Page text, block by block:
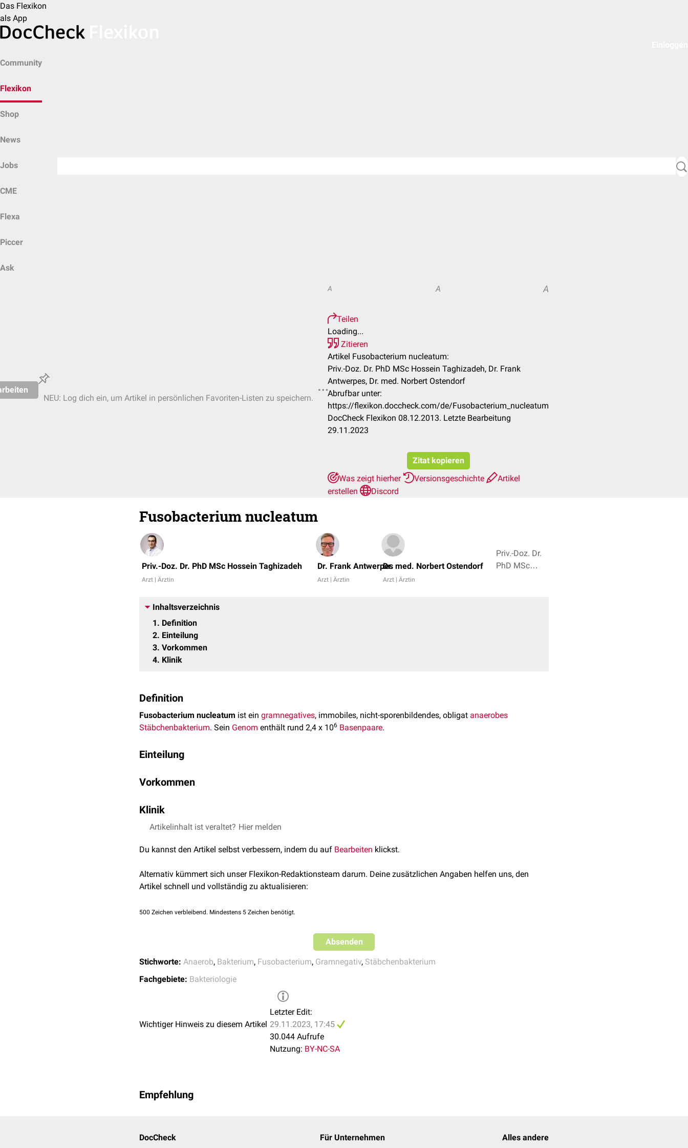
Das Flexikon
als App
Community
Flexikon
Shop
News
Jobs
CME
Flexa
Piccer
Ask
NEU: Log dich ein, um Artikel in persönlichen Favoriten-Listen zu speichern.
A A A
Teilen
Loading...
Zitieren
Artikel Fusobacterium nucleatum:
Priv.-Doz. Dr. PhD MSc Hossein Taghizadeh, Dr. Frank
Antwerpes, Dr. med. Norbert Ostendorf
Abrufbar unter:
https://flexikon.doccheck.com/de/Fusobacterium_nucleatum
DocCheck Flexikon 08.12.2013. Letzte Bearbeitung
29.11.2023
Zitat kopieren
Was zeigt hierher
Versionsgeschichte
Artikel
erstellen
Discord
Fusobacterium nucleatum
Priv.-Doz. Dr. PhD MSc Hossein Taghizadeh
Arzt | Ärztin
Dr. Frank Antwerpes
Arzt | Ärztin
Dr. med. Norbert Ostendorf
Arzt | Ärztin
Priv.-Doz. Dr.
PhD MSc
Inhaltsverzeichnis
1
Definition
2 Einteilung
3 Vorkommen
4 Klinik
Definition
Fusobacterium nucleatum ist ein gramnegatives, immobiles, nicht-sporenbildendes, obligat anaerobes
Stäbchenbakterium. Sein Genom enthält rund 2,4 x 106 Basenpaare.
Einteilung
Fusobacterium nucleatum nucleatum
Fusobacterium nucleatum fusiforme
Fusobacterium nucleatum vincentii
Vorkommen
Klinik
Fusobacterium nucleatum ist eine der am häufigsten isolierten Bakterienarten in
grampositiven und gramnegativen Bakterien wie z.B.Porphyromonas gingivalis
Gemeinsam mitTreponema vincentiikann Fusobacterium nucleatum eineAngina Plaut-Vincentauslösen.
Artikelinhalt ist veraltet? Hier melden
Du kannst den Artikel selbst verbessern, indem du auf Bearbeiten klickst.
Alternativ kümmert sich unser Flexikon-Redaktionsteam darum. Deine zusätzlichen Angaben helfen uns, den
Artikel schnell und vollständig zu aktualisieren:
500 Zeichen verbleibend. Mindestens 5 Zeichen benötigt.
Absenden
Stichworte: Anaerob, Bakterium, Fusobacterium, Gramnegativ, Stäbchenbakterium
Fachgebiete: Bakteriologie
Wichtiger Hinweis zu diesem Artikel
Letzter Edit:
29.11.2023, 17:45
30.044 Aufrufe
Nutzung: BY-NC-SA
Empfehlung
DocCheck Für Unternehmen Alles andere